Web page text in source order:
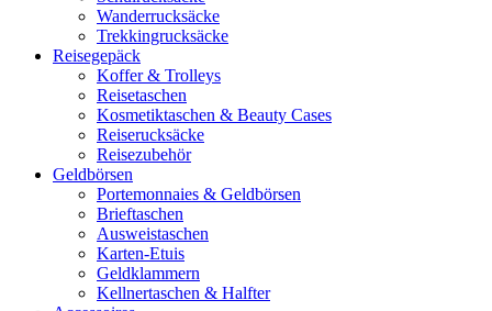
Wanderrucksäcke
Trekkingrucksäcke
Reisegepäck
Koffer & Trolleys
Reisetaschen
Kosmetiktaschen & Beauty Cases
Reiserucksäcke
Reisezubehör
Geldbörsen
Portemonnaies & Geldbörsen
Brieftaschen
Ausweistaschen
Karten-Etuis
Geldklammern
Kellnertaschen & Halfter